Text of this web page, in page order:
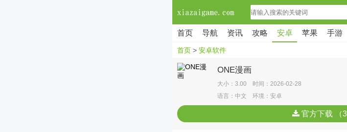
首页 导航 资讯 攻略 安卓 苹果 手游
首页 > 安卓软件
ONE漫画
大小：3.00 时间：2026-02-28
语言：中文 环境：安卓
官方下载 （